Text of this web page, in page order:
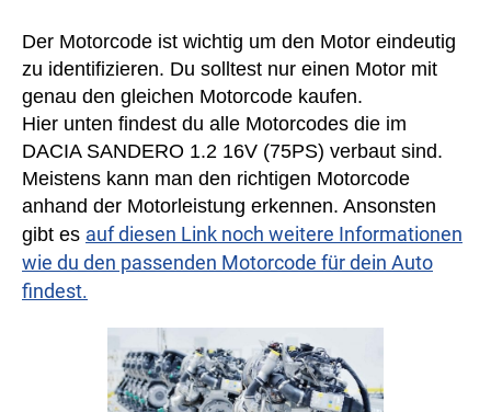
Der Motorcode ist wichtig um den Motor eindeutig
zu identifizieren. Du solltest nur einen Motor mit
genau den gleichen Motorcode kaufen.
Hier unten findest du alle Motorcodes die im
DACIA SANDERO 1.2 16V (75PS) verbaut sind.
Meistens kann man den richtigen Motorcode
anhand der Motorleistung erkennen. Ansonsten
gibt es auf diesen Link noch weitere Informationen
wie du den passenden Motorcode für dein Auto
findest.